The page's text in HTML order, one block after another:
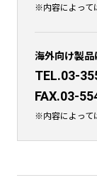
※内容によって
海外向け製
TEL.03-
FAX.03-
※内容によって